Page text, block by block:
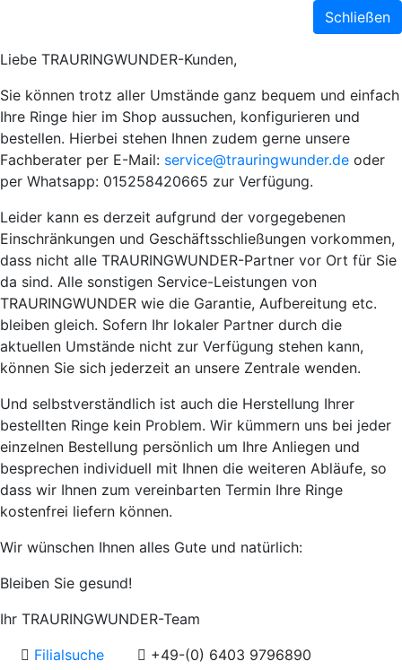
Schließen
Liebe TRAURINGWUNDER-Kunden,
Sie können trotz aller Umstände ganz bequem und einfach
Ihre Ringe hier im Shop aussuchen, konfigurieren und
bestellen. Hierbei stehen Ihnen zudem gerne unsere
Fachberater per E-Mail: service@trauringwunder.de oder
per Whatsapp: 015258420665 zur Verfügung.
Leider kann es derzeit aufgrund der vorgegebenen
Einschränkungen und Geschäftsschließungen vorkommen,
dass nicht alle TRAURINGWUNDER-Partner vor Ort für Sie
da sind. Alle sonstigen Service-Leistungen von
TRAURINGWUNDER wie die Garantie, Aufbereitung etc.
bleiben gleich. Sofern Ihr lokaler Partner durch die
aktuellen Umstände nicht zur Verfügung stehen kann,
können Sie sich jederzeit an unsere Zentrale wenden.
Und selbstverständlich ist auch die Herstellung Ihrer
bestellten Ringe kein Problem. Wir kümmern uns bei jeder
einzelnen Bestellung persönlich um Ihre Anliegen und
besprechen individuell mit Ihnen die weiteren Abläufe, so
dass wir Ihnen zum vereinbarten Termin Ihre Ringe
kostenfrei liefern können.
Wir wünschen Ihnen alles Gute und natürlich:
Bleiben Sie gesund!
Ihr TRAURINGWUNDER-Team
Filialsuche
+49-(0) 6403 9796890